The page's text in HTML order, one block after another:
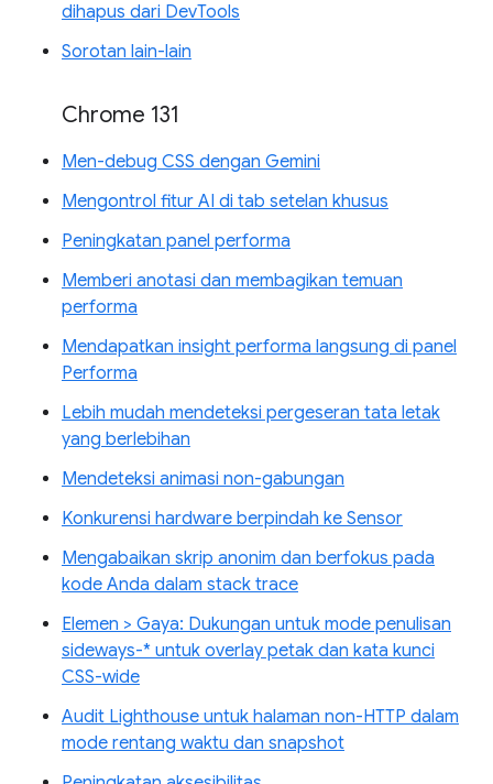
dihapus dari DevTools
Sorotan lain-lain
Chrome 131
Men-debug CSS dengan Gemini
Mengontrol fitur AI di tab setelan khusus
Peningkatan panel performa
Memberi anotasi dan membagikan temuan
performa
Mendapatkan insight performa langsung di panel
Performa
Lebih mudah mendeteksi pergeseran tata letak
yang berlebihan
Mendeteksi animasi non-gabungan
Konkurensi hardware berpindah ke Sensor
Mengabaikan skrip anonim dan berfokus pada
kode Anda dalam stack trace
Elemen > Gaya: Dukungan untuk mode penulisan
sideways-* untuk overlay petak dan kata kunci
CSS-wide
Audit Lighthouse untuk halaman non-HTTP dalam
mode rentang waktu dan snapshot